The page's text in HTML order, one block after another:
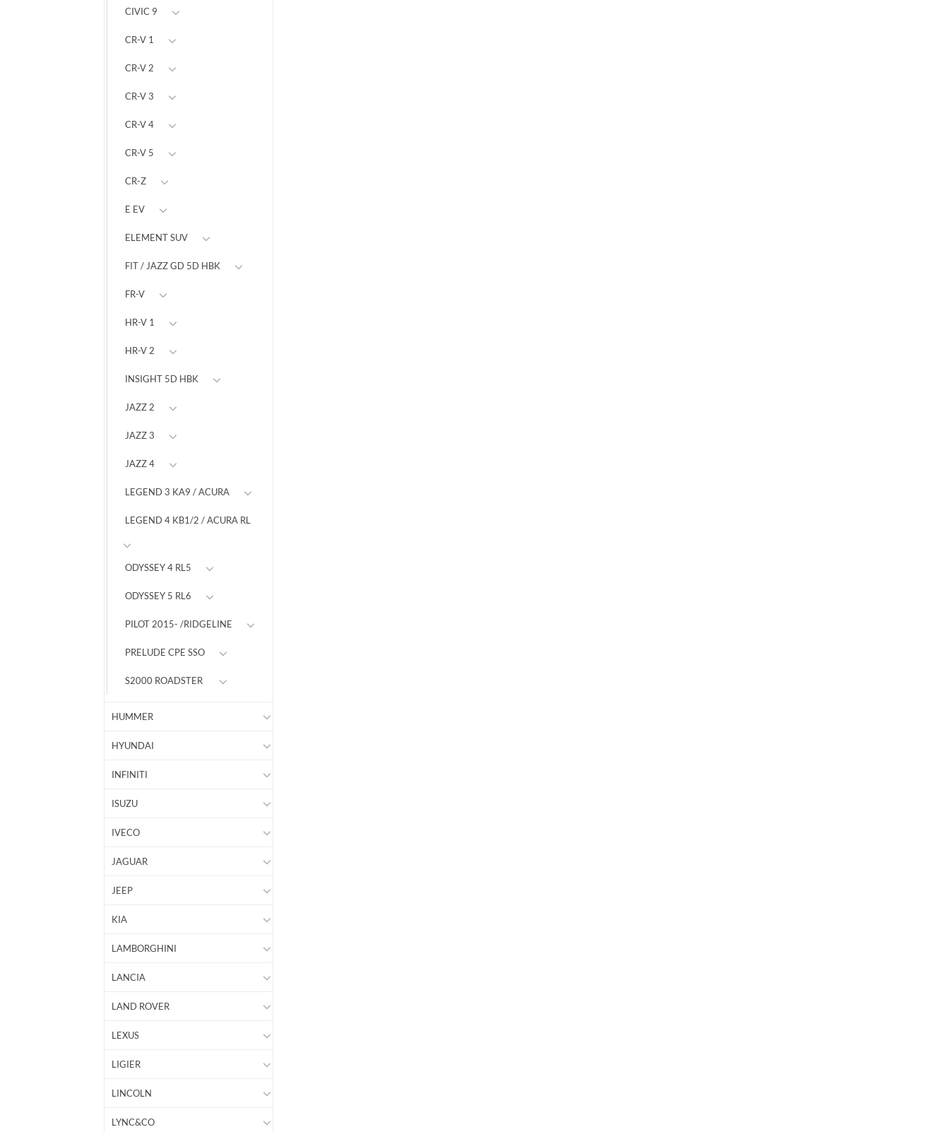
CIVIC 9
CR-V 1
CR-V 2
CR-V 3
CR-V 4
CR-V 5
CR-Z
E EV
ELEMENT SUV
FIT / JAZZ GD 5D HBK
FR-V
HR-V 1
HR-V 2
INSIGHT 5D HBK
JAZZ 2
JAZZ 3
JAZZ 4
LEGEND 3 KA9 / ACURA
LEGEND 4 KB1/2 / ACURA RL
ODYSSEY 4 RL5
ODYSSEY 5 RL6
PILOT 2015- /RIDGELINE
PRELUDE CPE SSO
S2000 ROADSTER
HUMMER
HYUNDAI
INFINITI
ISUZU
IVECO
JAGUAR
JEEP
KIA
LAMBORGHINI
LANCIA
LAND ROVER
LEXUS
LIGIER
LINCOLN
LYNC&CO